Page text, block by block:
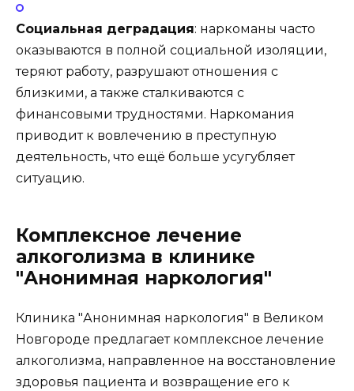
Социальная деградация: наркоманы часто
оказываются в полной социальной изоляции,
теряют работу, разрушают отношения с
близкими, а также сталкиваются с
финансовыми трудностями. Наркомания
приводит к вовлечению в преступную
деятельность, что ещё больше усугубляет
ситуацию.
Комплексное лечение
алкоголизма в клинике
"Анонимная наркология"
Клиника "Анонимная наркология" в Великом
Новгороде предлагает комплексное лечение
алкоголизма, направленное на восстановление
здоровья пациента и возвращение его к